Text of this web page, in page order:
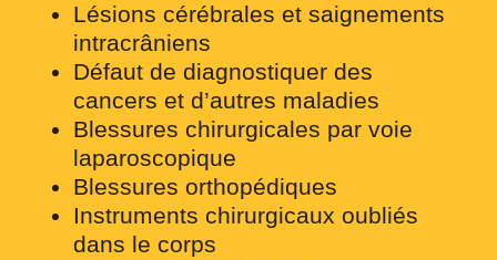
Lésions cérébrales et saignements
intracrâniens
Défaut de diagnostiquer des
cancers et d’autres maladies
Blessures chirurgicales par voie
laparoscopique
Blessures orthopédiques
Instruments chirurgicaux oubliés
dans le corps